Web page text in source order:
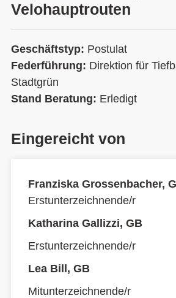
Velohauptrouten
Geschäftstyp: Postulat
Federführung: Direktion für
Stadtgrün
Stand Beratung: Erledigt
Eingereicht von
Franziska Grossenbacher,
Erstunterzeichnende/r
Katharina Gallizzi, GB
Erstunterzeichnende/r
Lea Bill, GB
Mitunterzeichnende/r